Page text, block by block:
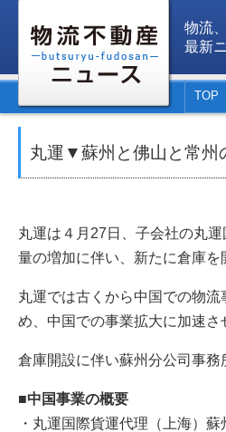
物流
最新
TOP
丸運▼蘇州と佛山と常州
丸運は４月27日、子会社の丸
量の増加に伴い、新たに倉庫
丸運では古くから中国での物
め、中国での事業拡大に加速さ
倉庫開設に伴い蘇州分公司事
■中国事業の概要
・丸運国際貨運代理（上海）蘇